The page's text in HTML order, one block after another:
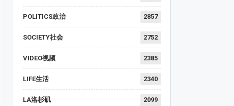
POLITICS政治 2857
SOCIETY社会 2752
VIDEO视频 2385
LIFE生活 2340
LA洛杉矶 2099